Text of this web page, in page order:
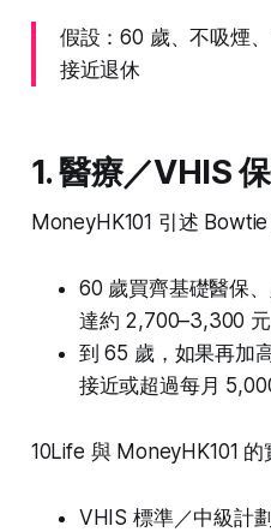
假設：60 歲、不吸煙
接近退休
1. 醫療／VHIS
MoneyHK101 引述 Bowtie
60 歲買齊基礎醫保
達約 2,700–3,300 元
到 65 歲，如果再加
接近或超過每月
10Life 與 MoneyHK101 的
VHIS 標準／中級計